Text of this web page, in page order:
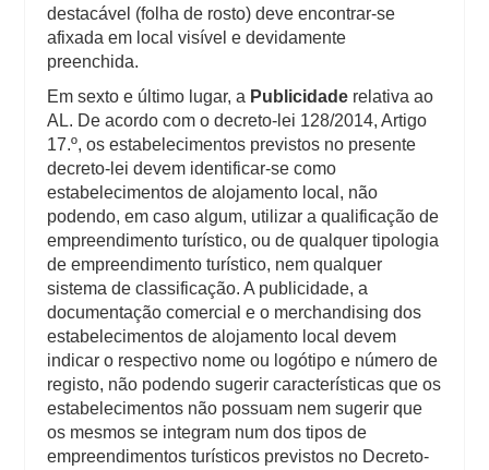
destacável (folha de rosto) deve encontrar-se
afixada em local visível e devidamente
preenchida.
Em sexto e último lugar, a Publicidade relativa ao
AL. De acordo com o decreto-lei 128/2014, Artigo
17.º, os estabelecimentos previstos no presente
decreto-lei devem identificar-se como
estabelecimentos de alojamento local, não
podendo, em caso algum, utilizar a qualificação de
empreendimento turístico, ou de qualquer tipologia
de empreendimento turístico, nem qualquer
sistema de classificação. A publicidade, a
documentação comercial e o merchandising dos
estabelecimentos de alojamento local devem
indicar o respectivo nome ou logótipo e número de
registo, não podendo sugerir características que os
estabelecimentos não possuam nem sugerir que
os mesmos se integram num dos tipos de
empreendimentos turísticos previstos no Decreto-